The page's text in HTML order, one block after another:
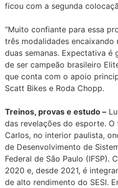
ficou com a segunda
“Muito confiante para essa
três modalidades encaixando
duas semanas. Expectativa é
de ser campeão brasileiro
que conta com o apoio
Scatt Bikes e Roda Chopp.
Treinos, provas e estudo –
das revelações do esporte.
Carlos, no interior paulista,
de Desenvolvimento de
Federal de São Paulo (IFSP).
2020 e, desde 2021, é
de alto rendimento do SESI.